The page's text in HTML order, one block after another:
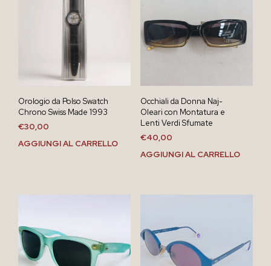
Orologio da Polso Swatch
Chrono Swiss Made 1993
€30,00
AGGIUNGI AL CARRELLO
Occhiali da Donna Naj-
Oleari con Montatura e
Lenti Verdi Sfumate
€40,00
AGGIUNGI AL CARRELLO